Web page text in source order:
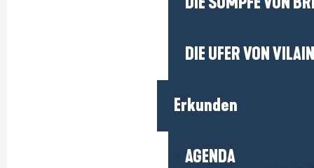
DIE UFER VON
Erkunden
AGENDA